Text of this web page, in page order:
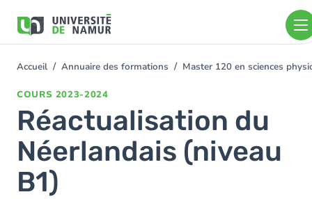
contenu
You
Accueil Annuaire des formations Master 120 en sciences
COURS 2023-2024
Réactualisation du
Néerlandais (niveau
B1)